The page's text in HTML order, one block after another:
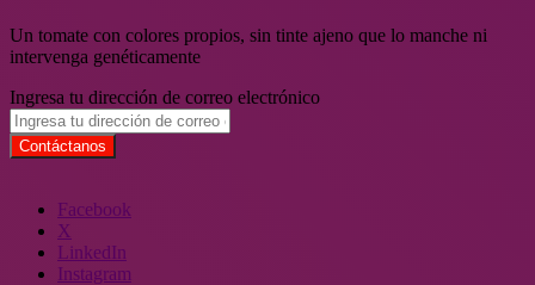
Un tomate con colores propios, sin tinte ajeno que lo manche ni
intervenga genéticamente
Ingresa tu dirección de correo electrónico
Facebook
X
LinkedIn
Instagram